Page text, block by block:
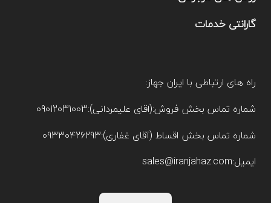
گارانتی خدمات
راه های ارتباطی با ایران جهاز:
شماره تماس بخش فروش:(اقای علیمردانی):09012031003
شماره تماس بخش اقساط (آقای غفاری):09330426293
ایمیل:sales@iranjahaz.com